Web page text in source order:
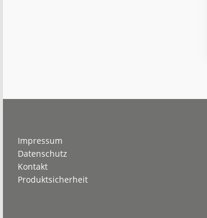
Impressum
Datenschutz
Kontakt
Produktsicherheit